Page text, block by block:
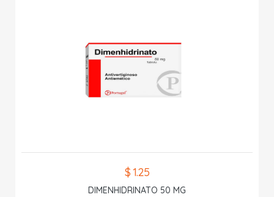
$ 1.25
DIMENHIDRINATO 50 MG